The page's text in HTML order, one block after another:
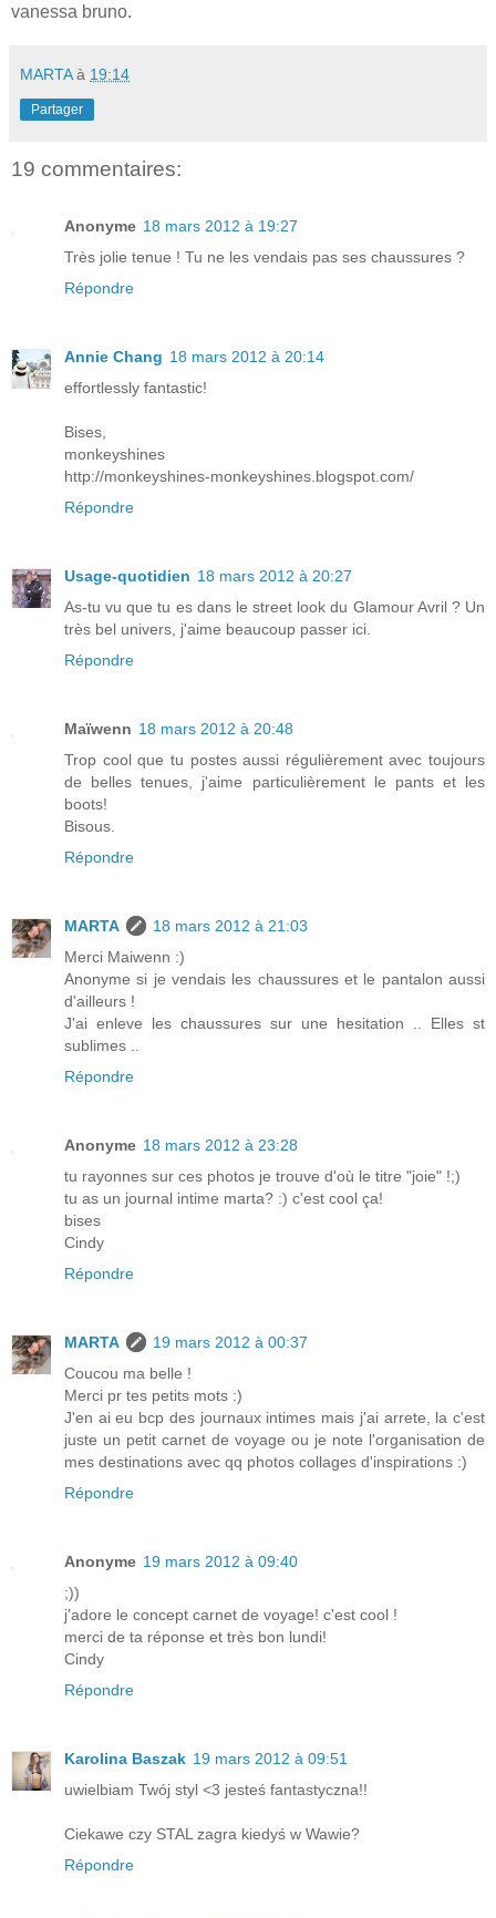
vanessa bruno.
MARTA à 19:14
Partager
19 commentaires:
Anonyme 18 mars 2012 à 19:27
Très jolie tenue ! Tu ne les vendais pas ses chaussures ?
Répondre
Annie Chang 18 mars 2012 à 20:14
effortlessly fantastic!
Bises,
monkeyshines
http://monkeyshines-monkeyshines.blogspot.com/
Répondre
Usage-quotidien 18 mars 2012 à 20:27
As-tu vu que tu es dans le street look du Glamour Avril ? Un
très bel univers, j'aime beaucoup passer ici.
Répondre
Maïwenn 18 mars 2012 à 20:48
Trop cool que tu postes aussi régulièrement avec toujours
de belles tenues, j'aime particulièrement le pants et les
boots!
Bisous.
Répondre
MARTA
18 mars 2012 à 21:03
Merci Maiwenn :)
Anonyme si je vendais les chaussures et le pantalon aussi
d'ailleurs !
J'ai enleve les chaussures sur une hesitation .. Elles st
sublimes ..
Répondre
Anonyme 18 mars 2012 à 23:28
tu rayonnes sur ces photos je trouve d'où le titre "joie" !;)
tu as un journal intime marta? :) c'est cool ça!
bises
Cindy
Répondre
MARTA
19 mars 2012 à 00:37
Coucou ma belle !
Merci pr tes petits mots :)
J'en ai eu bcp des journaux intimes mais j'ai arrete, la c'est
juste un petit carnet de voyage ou je note l'organisation de
mes destinations avec qq photos collages d'inspirations :)
Répondre
Anonyme 19 mars 2012 à 09:40
;))
j'adore le concept carnet de voyage! c'est cool !
merci de ta réponse et très bon lundi!
Cindy
Répondre
Karolina Baszak 19 mars 2012 à 09:51
uwielbiam Twój styl <3 jesteś fantastyczna!!
Ciekawe czy STAL zagra kiedyś w Wawie?
Répondre